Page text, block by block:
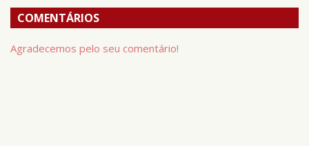
COMENTÁRIOS
Agradecemos pelo seu comentário!